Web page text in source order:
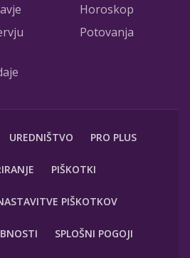
Horoskop
Potovanja
UREDNIŠTVO PRO PLUS
PIŠKOTKI
PIŠKOTKOV
SPLOŠNI POGOJI